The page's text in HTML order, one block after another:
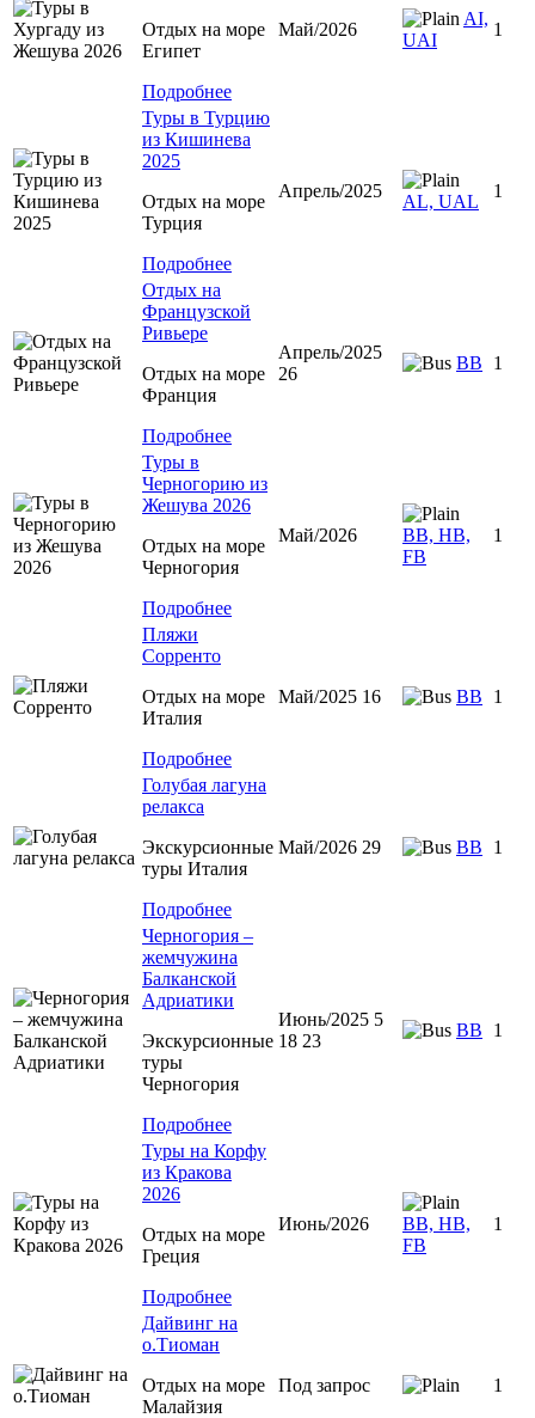
Отдых на море
Египет
Подробнее
Май/2026
AI,
UAI
1
Туры в Турцию
из Кишинева
2025
Отдых на море
Турция
Подробнее
Апрель/2025
AL, UAL
1
Отдых на
Французской
Ривьере
Отдых на море
Франция
Подробнее
Апрель/2025
26
BB 1
Туры в
Черногорию из
Жешува 2026
Отдых на море
Черногория
Подробнее
Май/2026
BB, HB,
FB
1
Пляжи
Сорренто
Отдых на море
Италия
Подробнее
Май/2025 16 BB 1
Голубая лагуна
релакса
Экскурсионные
туры Италия
Подробнее
Май/2026 29 BB 1
Черногория –
жемчужина
Балканской
Адриатики
Экскурсионные
туры
Черногория
Подробнее
Июнь/2025 5
18 23
BB 1
Туры на Корфу
из Кракова
2026
Отдых на море
Греция
Подробнее
Июнь/2026
BB, HB,
FB
1
Дайвинг на
о.Тиоман
Отдых на море
Малайзия
Под запрос 1